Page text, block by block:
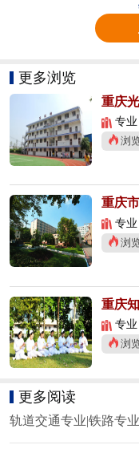
更多浏览
专业
浏
重庆
专业：
浏
重庆
专
浏
更多阅读
轨道交通专业|铁路专